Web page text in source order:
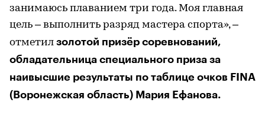
занимаюсь плаванием три года. Моя главная
цель – выполнить разряд мастера спорта», –
отметил золотой призёр соревнований,
обладательница специального приза за
наивысшие результаты по таблице очков FINA
(Воронежская область) Мария Ефанова.